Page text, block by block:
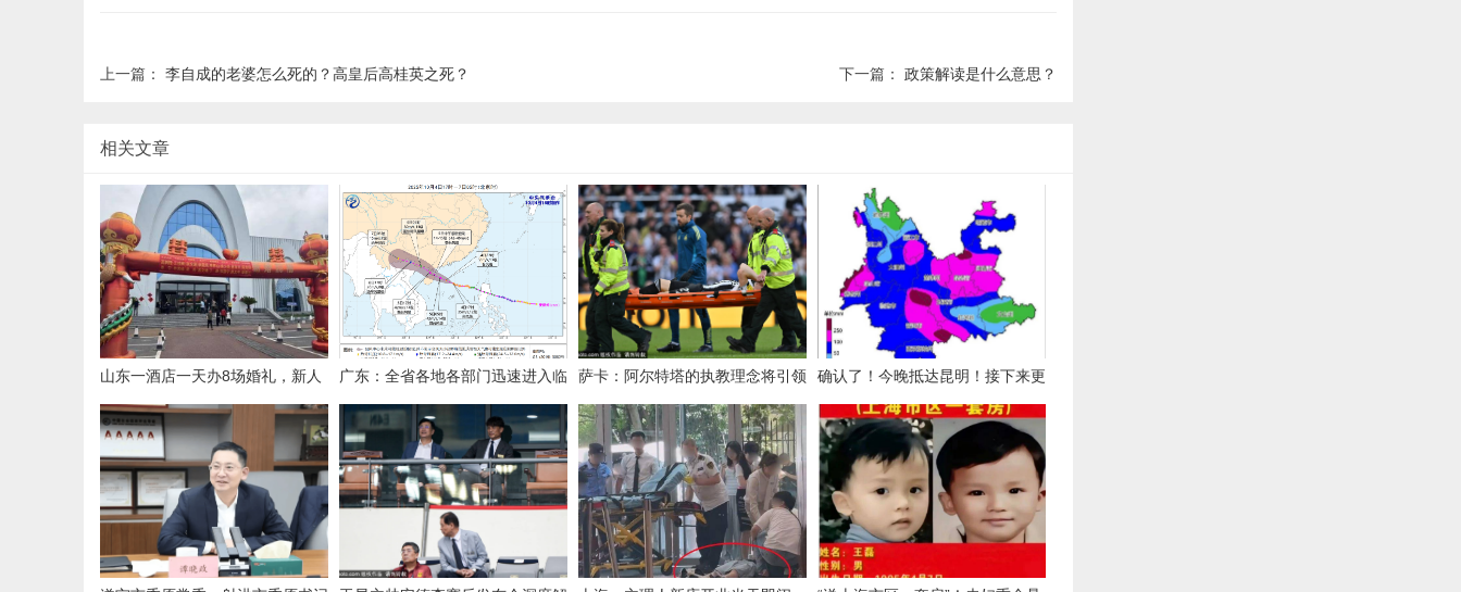
上一篇： 李自成的老婆怎么死的？高皇后高桂英之死？ 下一篇： 政策解读是什么意思？
相关文章
山东一酒店一天办8场婚礼，新人
共用一个充气拱门，酒店称免费提
供：大家都想放前面，顺序不好协
调
广东：全省各地各部门迅速进入临
战状态
萨卡：阿尔特塔的执教理念将引领
阿森纳走向成功
确认了！今晚抵达昆明！接下来更
猛，这期间暂停外出